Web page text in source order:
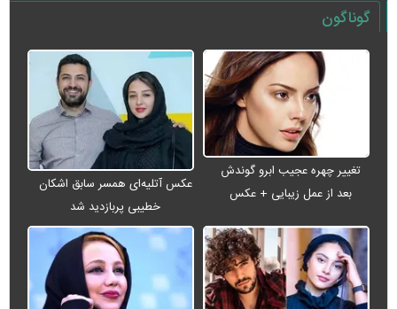
گوناگون
تغییر چهره عجیب ابرو گوندش
بعد از عمل زیبایی + عکس
عکس آتلیه‌ای همسر سابق اشکان
خطیبی پربازدید شد